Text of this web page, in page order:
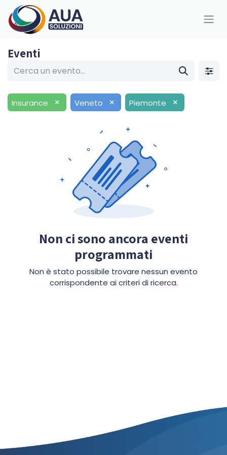
Eventi
Insurance × Veneto × Piemonte ×
Non ci sono ancora eventi
programmati
Non è stato possibile trovare nessun evento
corrispondente ai criteri di ricerca.